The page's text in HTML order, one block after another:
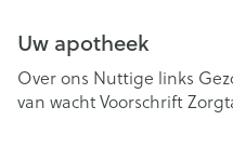
Uw apotheek
Over ons Nuttige links
van wachtVoorschrift